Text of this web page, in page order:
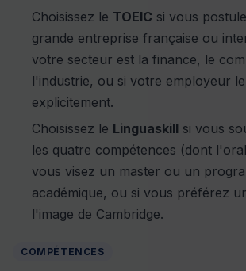
Choisissez le TOEIC si vous
grande entreprise française ou
votre secteur est la finance, le
l'industrie, ou si votre employeur
explicitement.
Choisissez le Linguaskill si vous
les quatre compétences (dont
vous visez un master ou un
académique, ou si vous préférez
l'image de Cambridge.
COMPÉTENCES